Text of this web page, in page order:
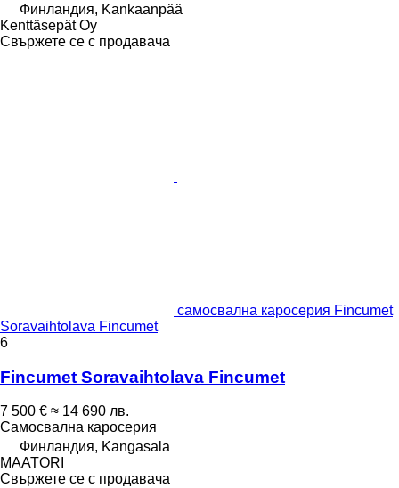
Финландия, Kankaanpää
Kenttäsepät Oy
Свържете се с продавача
самосвална каросерия Fincumet
Soravaihtolava Fincumet
6
Fincumet Soravaihtolava Fincumet
7 500 € ≈ 14 690 лв.
Самосвална каросерия
Финландия, Kangasala
MAATORI
Свържете се с продавача